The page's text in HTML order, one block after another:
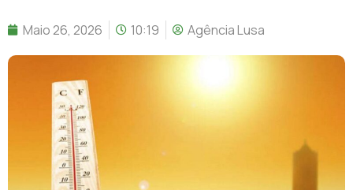
Maio 26, 2026 10:19 Agência Lusa